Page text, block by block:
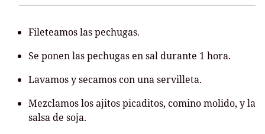
Fileteamos las pechugas.
Se ponen las pechugas en sal durante 1 hora.
Lavamos y secamos con una servilleta.
Mezclamos los ajitos picaditos, comino molido, y la
salsa de soja.